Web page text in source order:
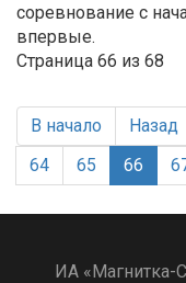
соревнование с
впервые.
Страница 66 из 68
В начало Назад
64
65 66
ИА «Магнитка-